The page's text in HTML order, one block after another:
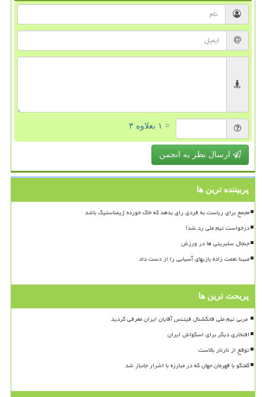
= ۱ بعلاوه ۳
ارسال نظر به انجمن
پربیننده ترین ها
مجمع برای ریاست به فردی رای بدهد که خاک خورده ژیمناستیک باشد
درخواست تیم ملی رد شد!
جنجال سلبریتی ها در ورزش
مبینا نعمت زاده بازیهای آسیایی را از دست داد
پربحث ترین ها
افتخاری دیگر برای اسکواش ایران
توقع از تارتار بالاست
گفتگو با قهرمان جهان که در مبارزه با اشرار جانباز شد